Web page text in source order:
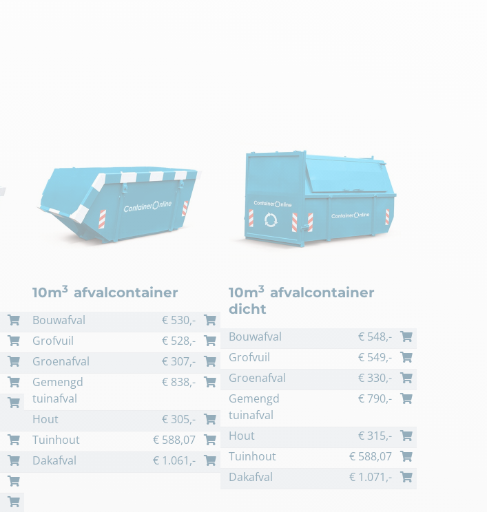
10m3 afvalcontainer
Bouwafval € 530,-
Grofvuil
€ 528,-
Groenafval
€ 307,-
Gemengd
tuinafval
€ 838,-
Hout € 305,-
Tuinhout
€ 588,07
Dakafval
€ 1.061,-
10m3 afvalcontainer
dicht
Bouwafval € 548,-
Grofvuil
€ 549,-
Groenafval
€ 330,-
Gemengd
tuinafval
€790,-
Hout € 315,-
Tuinhout
€ 588,07
Dakafval
€ 1.071,-